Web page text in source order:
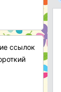
ссылок